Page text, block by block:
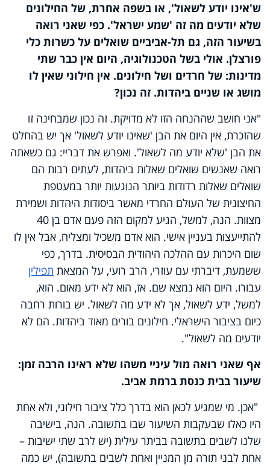
ש'אינו יודע לשאול', או בשפה אחרת, של החילונים
שלא יודעים מה זה 'שמע ישראל'. כפי שאני רואה
בשיעור הזה, גם תל-אביביים שואלים על כשרות כלי
פורצלן. אולי בשל הטכנולוגיה, היום אין כבר שתי
מדינות: של חרדים ושל חילונים. אין חילוני שאין לו
מושג או שניים ביהדות. זה נכון?
"אני חושב שההנחה הזו לא מדויקת. זה נכון שמבחינה זו
שהזכרת, אין היום את הבן 'שאינו יודע לשאול' אך יש בהחלט
את הבן 'שלא יודע מה לשאול'. ואפרש את דבריי: גם כשאתה
רואה שאנשים שואלים שאלות ביהדות, לעתים רבות הם
שואלים שאלות רדודות ביותר הנוגעות יותר במעטפת
החיצונית של העולם החרדי מאשר ביסודות היהדות ושמירת
מצוות. הנה, למשל, הגיע למקום הזה פעם אדם בן 40
להתייעצות בעניין אישי. הוא אדם משכיל ומצליח, אבל אין לו
שום היכרות עם ההלכה היהודית הבסיסית. בדרך, כפי
ששמעת, דיברתי עם עוזרי, הרב רועי, על המצאת תפילין
עבורו. היום הוא נמצא שם. אז, הוא לא ידע מאום. הוא,
למשל, ידע לשאול, אך לא ידע מה לשאול. יש בורות רחבה
כיום בציבור הישראלי. חילונים בורים מאוד ביהדות. הם לא
יודעים מה לשאול".
אף שאני רואה מול עיניי משהו שלא ראינו הרבה זמן:
שיעור בבית כנסת ברמת אביב.
"אכן. מי שמגיע לכאן הוא בדרך כלל ציבור חילוני, ולא אחת
היו כאלו שבעקבות השיעור שבו בתשובה. הנה, בישיבה
שלנו לשבים בתשובה בביתר עילית (יש לרב שתי ישיבות –
אחת לבני תורה מן המניין ואחת לשבים בתשובה), יש כמה